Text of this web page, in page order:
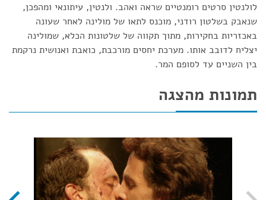
לולנטין סרטים רומנטיים שראה ואהב. ולנטין, עיתונאי ומהפכן,
שנאבק בשלטון רודני, מוכנס לתאו של מולינה לאחר שעונה
באכזריות בחקירות, מתוך תקווה של שלטונות הכלא, שמולינה
יצליח לדובב אותו. מערכת יחסים מורכבת, כואבת ואנושית נרקמת
בין השניים עד לסופם המר.
תמונות מהצגה